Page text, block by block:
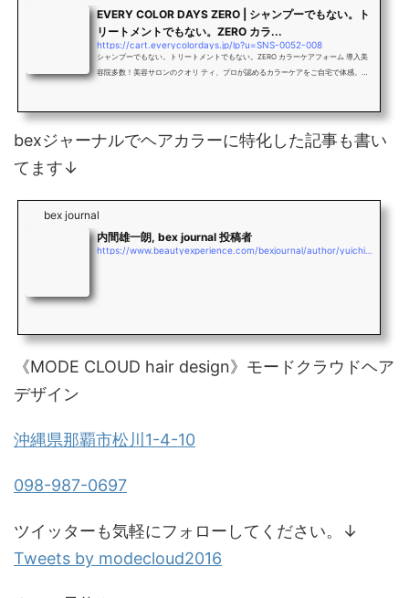
EVERY COLOR DAYS ZERO | シャンプーでもない。ト
リートメントでもない。ZERO カラ...
https://cart.everycolordays.jp/lp?u=SNS-0052-008
シャンプーでもない。トリートメントでもない。ZERO カラーケアフォーム 導入美
容院多数！美容サロンのクオリ ティ、プロが認めるカラーケアをご自宅で体感。毎
bexジャーナルでヘアカラーに特化した記事も書い
てます↓
bex journal
内間雄一朗, bex journal 投稿者
《MODE CLOUD hair design》モードクラウドヘア
デザイン
沖縄県那覇市松川1-4-10
098-987-0697
ツイッターも気軽にフォローしてください。↓
Tweets by modecloud2016